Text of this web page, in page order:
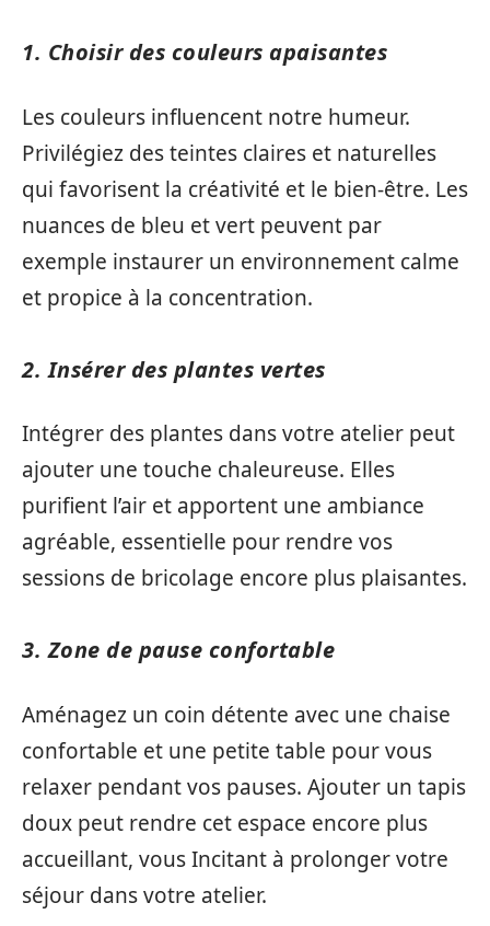
1. Choisir des couleurs apaisantes
Les couleurs influencent notre humeur.
Privilégiez des teintes claires et naturelles
qui favorisent la créativité et le bien-être. Les
nuances de bleu et vert peuvent par
exemple instaurer un environnement calme
et propice à la concentration.
2. Insérer des plantes vertes
Intégrer des plantes dans votre atelier peut
ajouter une touche chaleureuse. Elles
purifient l’air et apportent une ambiance
agréable, essentielle pour rendre vos
sessions de bricolage encore plus plaisantes.
3. Zone de pause confortable
Aménagez un coin détente avec une chaise
confortable et une petite table pour vous
relaxer pendant vos pauses. Ajouter un tapis
doux peut rendre cet espace encore plus
accueillant, vous Incitant à prolonger votre
séjour dans votre atelier.